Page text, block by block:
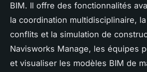
BIM. Il offre des fonctionnalités
la coordination multidisciplinaire,
conflits et la simulation de
Navisworks Manage, les équipes
et visualiser les modèles BIM de